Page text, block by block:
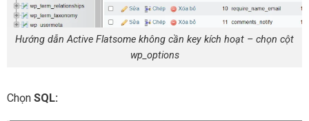
Hướng dẫn Active Flatsome không cần key kích hoạt – chọn cột
wp_options
Chọn SQL: